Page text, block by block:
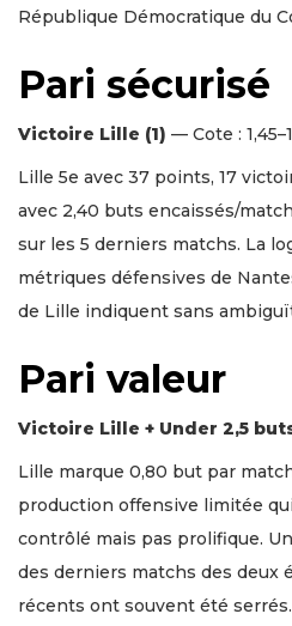
République Démocratique du
Pari sécurisé
Victoire Lille (1) — Cote :
Lille 5e avec 37 points, 17
avec 2,40 buts encaissés/
sur les 5 derniers matchs. La
métriques défensives de
de Lille indiquent sans
Pari valeur
Victoire Lille + Under 2,5
Lille marque 0,80 but par
production offensive limitée
contrôlé mais pas prolifique.
des derniers matchs des deux
récents ont souvent été serrés.